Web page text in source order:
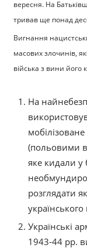
вересня. На
тривав ще понад
Вигнання
масових злочинів,
війська з вини його
На
(польовими
яке кидали у
розглядати
Українські
1943-44 рр.